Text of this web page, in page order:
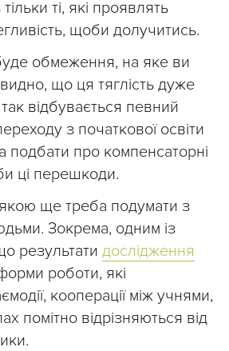
ті, які проявлять
щоби долучитись.
обмеження, на яке ви
що ця тяглість дуже
відбувається певний
з початкової освіти
про компенсаторні
ці перешкоди.
ще треба подумати з
Зокрема, одним із
результати дослідження
роботи, які
кооперації між учнями,
помітно відрізняються від